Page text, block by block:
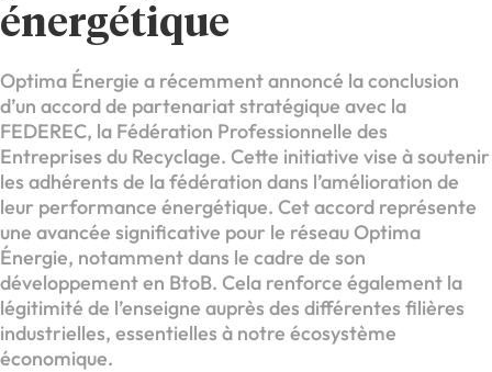
énergétique
Optima Énergie a récemment annoncé la conclusion
d’un accord de partenariat stratégique avec la
FEDEREC, la Fédération Professionnelle des
Entreprises du Recyclage. Cette initiative vise à soutenir
les adhérents de la fédération dans l’amélioration de
leur performance énergétique. Cet accord représente
une avancée significative pour le réseau Optima
Énergie, notamment dans le cadre de son
développement en BtoB. Cela renforce également la
légitimité de l’enseigne auprès des différentes filières
industrielles, essentielles à notre écosystème
économique.